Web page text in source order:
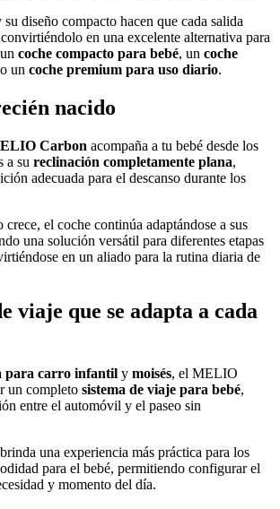
diseño compacto hacen que cada salida
en una excelente alternativa para
coche compacto para bebé, un coche
o un coche premium para uso diario.
nacido
Carbon acompaña a tu bebé desde los
a su reclinación completamente plana,
adecuada para el descanso durante los
el coche continúa adaptándose a sus
una solución versátil para diferentes etapas
en un aliado para la rutina diaria de
viaje que se adapta a cada
para carro infantil y moisés, el MELIO
un completo sistema de viaje para bebé,
entre el automóvil y el paseo sin
una experiencia más práctica para los
para el bebé, permitiendo configurar el
y momento del día.